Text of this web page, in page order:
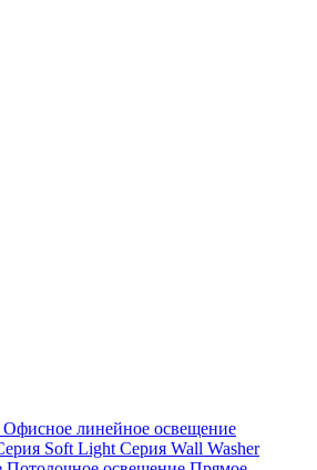
Офисное линейное освещение
Soft Light Серия Wall Washer